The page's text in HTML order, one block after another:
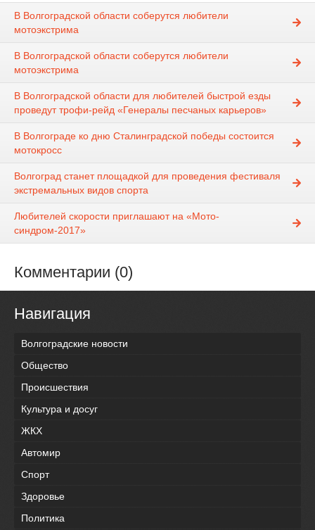
В Волгоградской области соберутся любители
мотоэкстрима
В Волгоградской области соберутся любители
мотоэкстрима
В Волгоградской области для любителей быстрой езды
проведут трофи-рейд «Генералы песчаных карьеров»
В Волгограде ко дню Сталинградской победы состоится
мотокросс
Волгоград станет площадкой для проведения фестиваля
экстремальных видов спорта
Любителей скорости приглашают на «Мото-
синдром-2017»
Комментарии (0)
Навигация
Волгоградские новости
Общество
Происшествия
Культура и досуг
ЖКХ
Автомир
Спорт
Здоровье
Политика